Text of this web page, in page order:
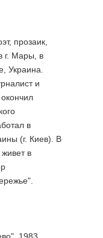
прозаик,
г. Мары, в
Украина.
и
в
(г. Киев). В
в